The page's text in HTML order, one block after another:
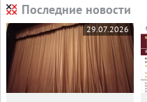
Последние новости
29.07.2026